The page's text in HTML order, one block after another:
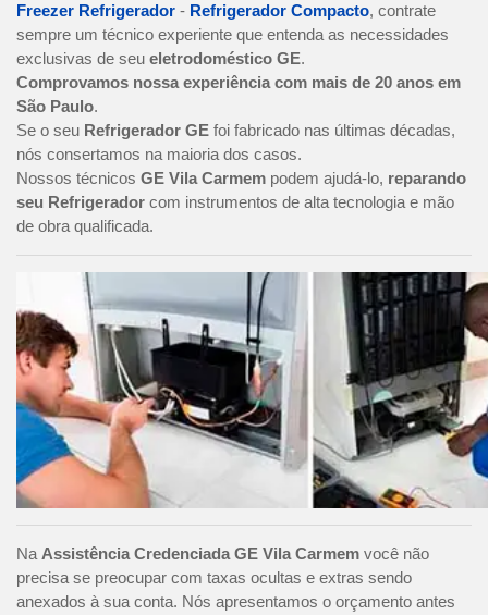
Freezer Refrigerador - Refrigerador Compacto, contrate
sempre um técnico experiente que entenda as necessidades
exclusivas de seu eletrodoméstico GE.
Comprovamos nossa experiência com mais de 20 anos em
São Paulo.
Se o seu Refrigerador GE foi fabricado nas últimas décadas,
nós consertamos na maioria dos casos.
Nossos técnicos GE Vila Carmem podem ajudá-lo, reparando
seu Refrigerador com instrumentos de alta tecnologia e mão
de obra qualificada.
Na Assistência Credenciada GE Vila Carmem você não
precisa se preocupar com taxas ocultas e extras sendo
anexados à sua conta. Nós apresentamos o orçamento antes